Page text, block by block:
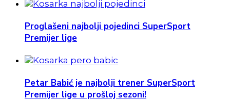
Proglašeni najbolji pojedinci SuperSport
Premijer lige
Petar Babić je najbolji trener SuperSport
Premijer lige u prošloj sezoni!